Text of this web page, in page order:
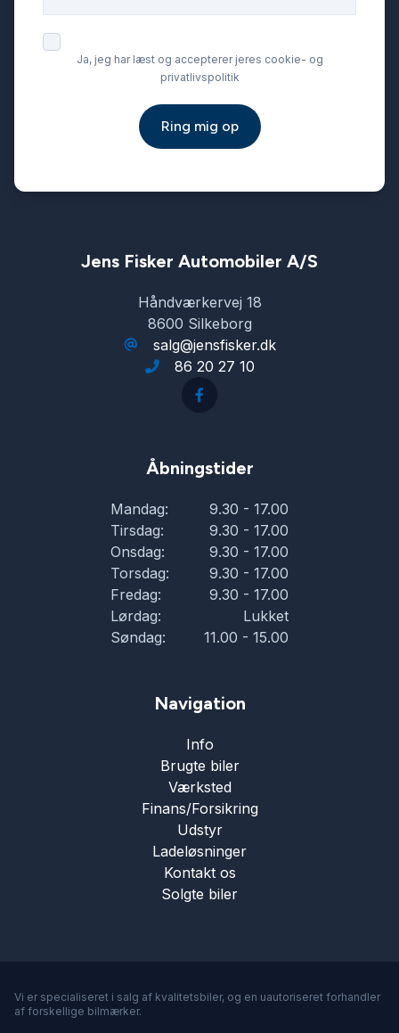
Ja, jeg har læst og accepterer jeres cookie- og
privatlivspolitik
Ring mig op
Jens Fisker Automobiler A/S
Håndværkervej 18
8600 Silkeborg
salg@jensfisker.dk
86 20 27 10
Åbningstider
Mandag:
9.30 - 17.00
Tirsdag:
9.30 - 17.00
Onsdag:
9.30 - 17.00
Torsdag:
9.30 - 17.00
Fredag:
9.30 - 17.00
Lørdag:
Lukket
Søndag:
11.00 - 15.00
Navigation
Info
Brugte biler
Værksted
Finans/Forsikring
Udstyr
Ladeløsninger
Kontakt os
Solgte biler
Vi er specialiseret i salg af kvalitetsbiler, og en uautoriseret forhandler
af forskellige bilmærker.